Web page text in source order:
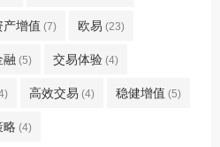
产增值 (7) 欧易 (23)
融 (5) 交易体验 (4)
高效交易 (4) 稳健增值 (5)
略 (4)